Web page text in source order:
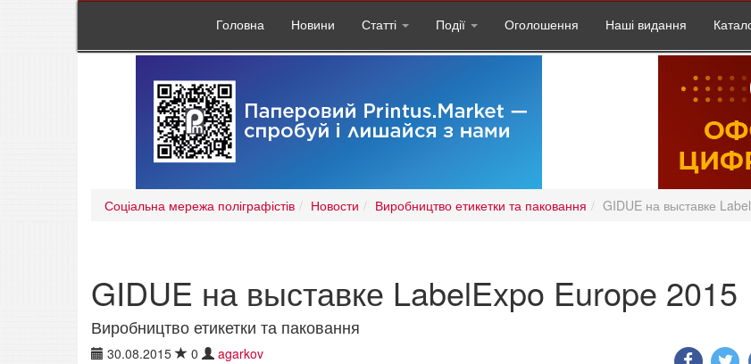
Головна Новини Статті Події Оголошення Наші видання
Соціальна мережа поліграфістів Новости Виробництво етикетки та паковання GIDUE на выставке
GIDUE на выставке LabelExpo Europe 2015
Виробництво етикетки та паковання
30.08.2015 0 agarkov